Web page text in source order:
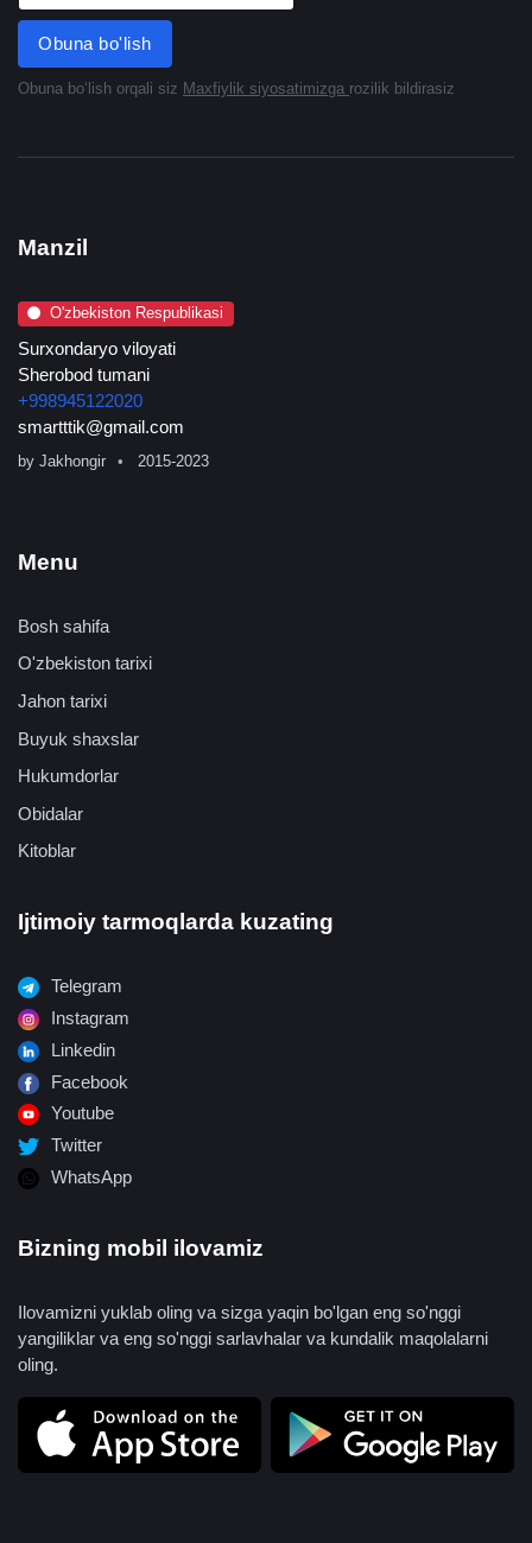
Obuna bo'lish
Obuna boʻlish orqali siz Maxfiylik siyosatimizga rozilik bildirasiz
Manzil
O'zbekiston Respublikasi
Surxondaryo viloyati
Sherobod tumani
+998945122020
smartttik@gmail.com
by Jakhongir 2015-2023
Menu
Bosh sahifa
O'zbekiston tarixi
Jahon tarixi
Buyuk shaxslar
Hukumdorlar
Obidalar
Kitoblar
Ijtimoiy tarmoqlarda kuzating
Telegram
Instagram
Linkedin
Facebook
Youtube
Twitter
WhatsApp
Bizning mobil ilovamiz
Ilovamizni yuklab oling va sizga yaqin bo'lgan eng so'nggi
yangiliklar va eng so'nggi sarlavhalar va kundalik maqolalarni
oling.